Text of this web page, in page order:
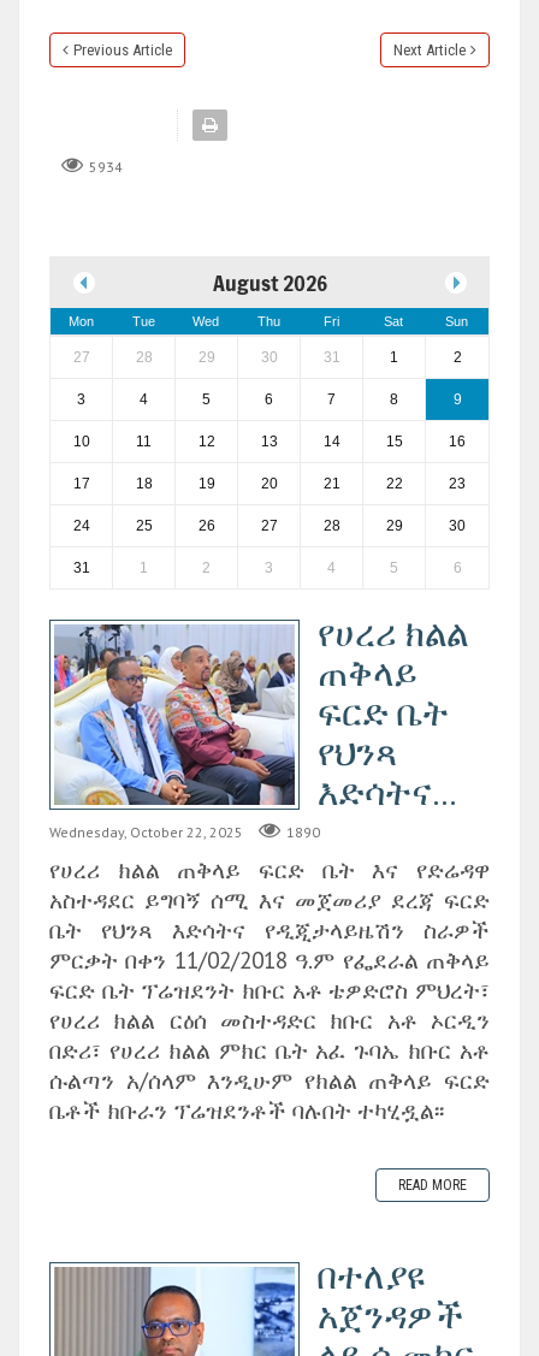
Previous Article Next Article
5934
August 2026
Mon Tue Wed Thu Fri Sat Sun
27 28 29 30 31 1 2
3 4 5 6 7 8 9
10 11 12 13 14 15 16
17 18 19 20 21 22 23
24 25 26 27 28 29 30
31 1 2 3 4 5 6
የሀረሪ ክልል
ጠቅላይ
ፍርድ ቤት
የህንጻ
እድሳትና...
Wednesday, October 22, 2025 1890
የሀረሪ ክልል ጠቅላይ ፍርድ ቤት እና የድሬዳዋ
አስተዳደር ይግባኝ ሰሚ እና መጀመሪያ ደረጃ ፍርድ
ቤት የህንጻ እድሳትና የዲጂታላይዜሽን ስራዎች
ምርቃት በቀን 11/02/2018 ዓ.ም የፌደራል ጠቅላይ
ፍርድ ቤት ፕሬዝደንት ክቡር አቶ ቴዎድሮስ ምህረት፣
የሀረሪ ክልል ርዕሰ መስተዳድር ክቡር አቶ ኦርዲን
በድሪ፣ የሀረሪ ክልል ምክር ቤት አፈ ጉባኤ ክቡር አቶ
ሱልጣን አ/ሰላም እንዲሁም የክልል ጠቅላይ ፍርድ
ቤቶች ክቡራን ፕሬዝደንቶች ባሉበት ተካሂዷል፡፡
READ MORE
በተለያዩ
አጀንዳዎች